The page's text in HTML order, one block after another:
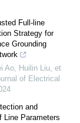
Full-line
Strategy for
Grounding
Ao, Huilin Liu, et
of Electrical
and
Line Parameters